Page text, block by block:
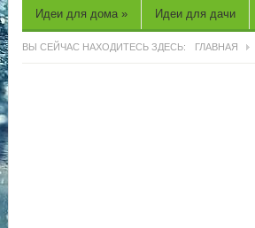
Идеи для дома » Идеи для дачи
ВЫ СЕЙЧАС НАХОДИТЕСЬ ЗДЕСЬ: ГЛАВНАЯ